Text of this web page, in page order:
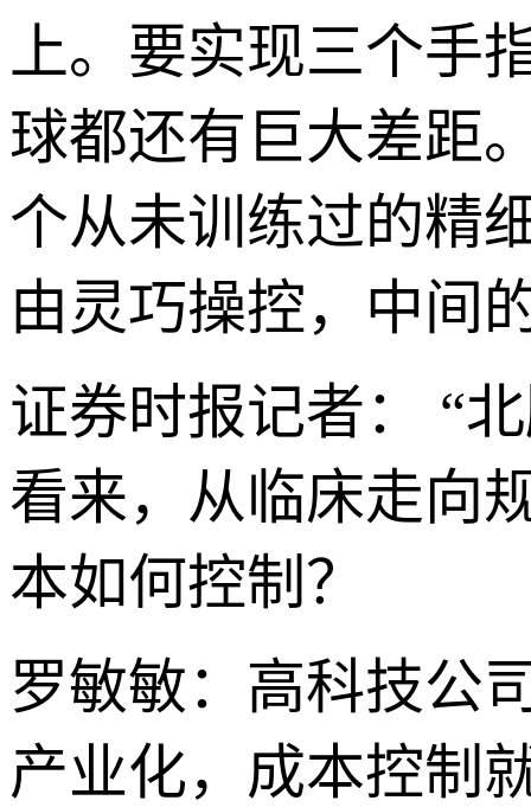
上。要实现三个手
球都还有巨大差距
个从未训练过的精
由灵巧操控，中间
证券时报记者： “
看来，从临床走向
本如何控制？
罗敏敏：高科技公
产业化，成本控制